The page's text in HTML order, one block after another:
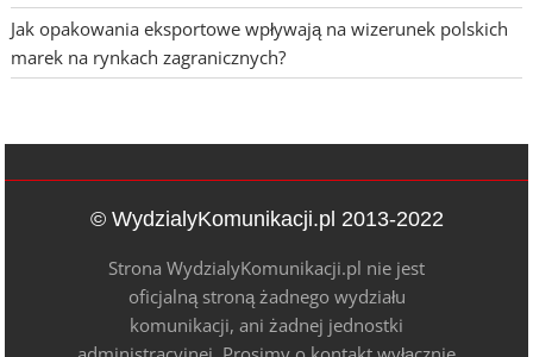
Jak opakowania eksportowe wpływają na wizerunek polskich
marek na rynkach zagranicznych?
© WydzialyKomunikacji.pl 2013-2022
Strona WydzialyKomunikacji.pl nie jest
oficjalną stroną żadnego wydziału
komunikacji, ani żadnej jednostki